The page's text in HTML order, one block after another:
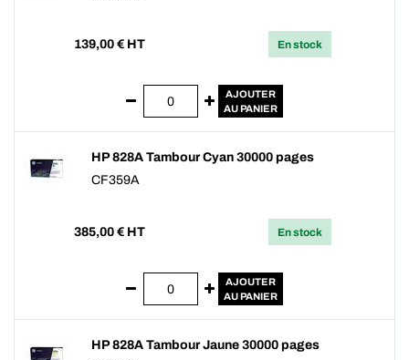
139,00 € HT En stock
AJOUTER
AU PANIER
HP 828A Tambour Cyan 30000 pages
CF359A
385,00 € HT En stock
AJOUTER
AU PANIER
HP 828A Tambour Jaune 30000 pages